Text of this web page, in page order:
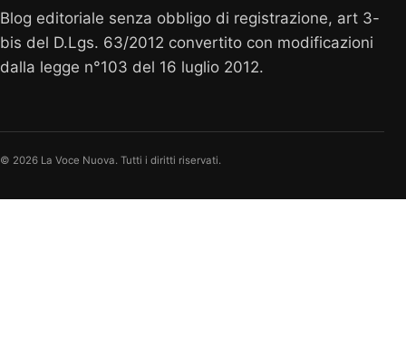
Blog editoriale senza obbligo di registrazione, art 3-
bis del D.Lgs. 63/2012 convertito con modificazioni
dalla legge n°103 del 16 luglio 2012.
© 2026 La Voce Nuova. Tutti i diritti riservati.